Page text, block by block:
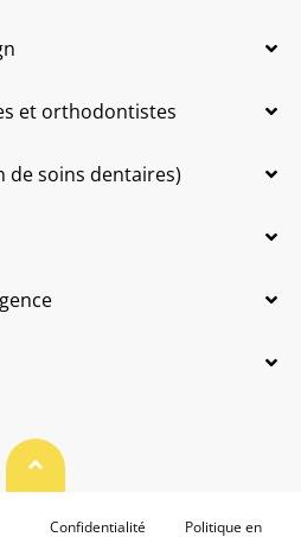
et orthodontistes
de soins dentaires)
Haut de page
Confidentialité
Politique en